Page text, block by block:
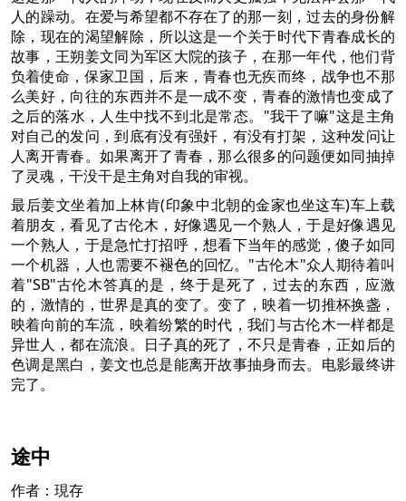
人的躁动。在爱与希望都不存在了的那一刻，过去的身份解
除，现在的渴望解除，所以这是一个关于时代下青春成长的
故事，王朔姜文同为军区大院的孩子，在那一年代，他们背
负着使命，保家卫国，后来，青春也无疾而终，战争也不那
么美好，向往的东西并不是一成不变，青春的激情也变成了
之后的落水，人生中找不到北是常态。"我干了嘛"这是主角
对自己的发问，到底有没有强奸，有没有打架，这种发问让
人离开青春。如果离开了青春，那么很多的问题便如同抽掉
了灵魂，干没干是主角对自我的审视。
最后姜文坐着加上林肯(印象中北朝的金家也坐这车)车上载
着朋友，看见了古伦木，好像遇见一个熟人，于是好像遇见
一个熟人，于是急忙打招呼，想看下当年的感觉，傻子如同
一个机器，人也需要不褪色的回忆。"古伦木"众人期待着叫
着"SB"古伦木答真的是，终于是死了，过去的东西，应激
的，激情的，世界是真的变了。变了，映着一切推杯换盏，
映着向前的车流，映着纷繁的时代，我们与古伦木一样都是
异世人，都在流浪。日子真的死了，不只是青春，正如后的
色调是黑白，姜文也总是能离开故事抽身而去。电影最终讲
完了。
途中
作者：現存